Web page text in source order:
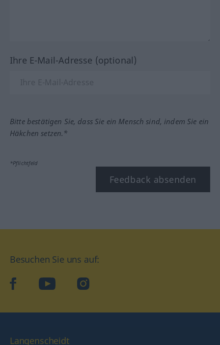
Ihre E-Mail-Adresse (optional)
Bitte bestätigen Sie, dass Sie ein Mensch sind, indem Sie ein
Häkchen setzen.*
*Pflichtfeld
Feedback absenden
Besuchen Sie uns auf:
facebookYouTube Instagram
Langenscheidt